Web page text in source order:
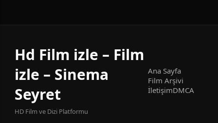
Hd Film izle – Film
izle – Sinema
Seyret
HD Film ve Dizi Platformu
Ana Sayfa
Film Arşivi
İletişimDMCA